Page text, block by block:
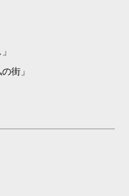
街」